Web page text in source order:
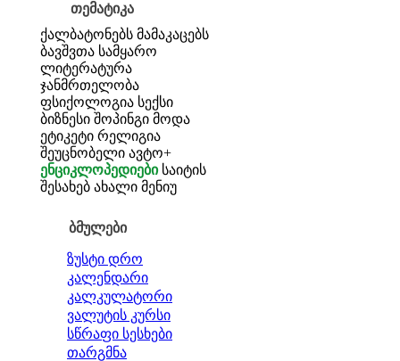
თემატიკა
ქალბატონებს მამაკაცებს
ბავშვთა სამყარო
ლიტერატურა
ჯანმრთელობა
ფსიქოლოგია სექსი
ბიზნესი შოპინგი მოდა
ეტიკეტი რელიგია
შეუცნობელი ავტო+
ენციკლოპედიები საიტის
შესახებ ახალი მენიუ
ბმულები
ზუსტი დრო
კალენდარი
კალკულატორი
ვალუტის კურსი
სწრაფი სესხები
თარგმნა